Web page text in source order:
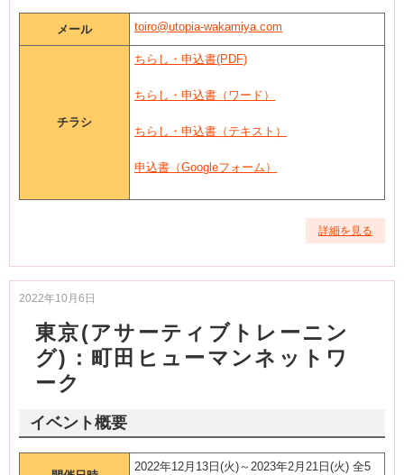
メール toiro@utopia-wakamiya.com
チラシ
ちらし・申込書(PDF)
ちらし・申込書（ワード）
ちらし・申込書（テキスト）
申込書（Googleフォーム）
詳細を見る
2022年10月6日
東京(アサーティブトレーニン
グ)：町田ヒューマンネットワ
ーク
イベント概要
2022年12月13日(火)～2023年2月21日(火) 全5